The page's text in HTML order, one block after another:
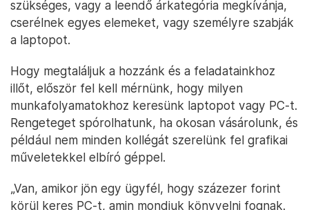
szükséges, vagy a leendő árkategória megkívánja,
cserélnek egyes elemeket, vagy személyre szabják
a laptopot.
Hogy megtaláljuk a hozzánk és a feladatainkhoz
illőt, először fel kell mérnünk, hogy milyen
munkafolyamatokhoz keresünk laptopot vagy PC-t.
Rengeteget spórolhatunk, ha okosan vásárolunk, és
például nem minden kollégát szerelünk fel grafikai
műveletekkel elbíró géppel.
„Van, amikor jön egy ügyfél, hogy százezer forint
körül keres PC-t, amin mondjuk könyvelni fognak.